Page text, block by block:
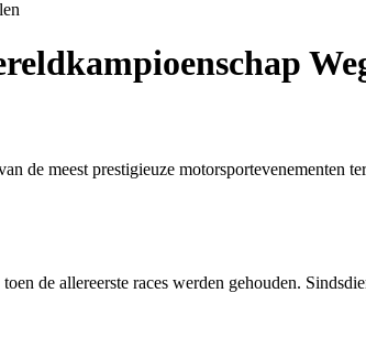
de meest prestigieuze motorsportevenementen
de allereerste races werden gehouden.